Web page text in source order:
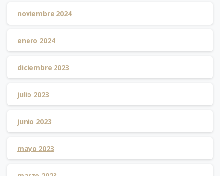
noviembre 2024
enero 2024
diciembre 2023
julio 2023
junio 2023
mayo 2023